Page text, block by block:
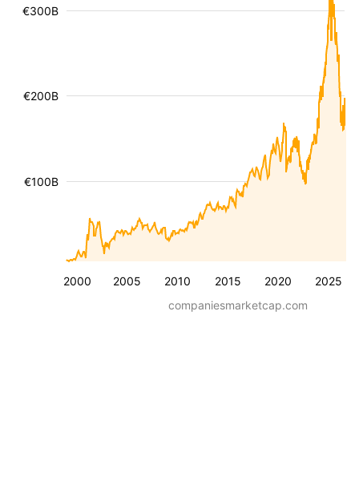
2000 2005 2010 2015 2020 2025
€100B
€200B
€300B
companiesmarketcap.com